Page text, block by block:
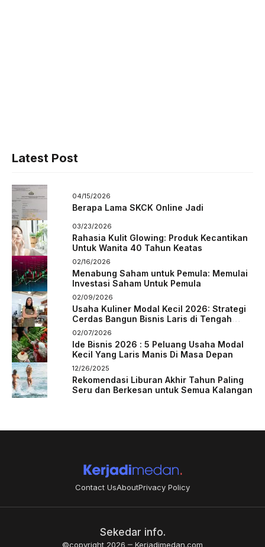
Latest Post
04/15/2026
Berapa Lama SKCK Online Jadi
03/23/2026
Rahasia Kulit Glowing: Produk Kecantikan
Untuk Wanita 40 Tahun Keatas
02/16/2026
Menabung Saham untuk Pemula: Memulai
Investasi Saham Untuk Pemula
02/09/2026
Usaha Kuliner Modal Kecil 2026: Strategi
Cerdas Bangun Bisnis Laris di Tengah
Persaingan
02/07/2026
Ide Bisnis 2026 : 5 Peluang Usaha Modal
Kecil Yang Laris Manis Di Masa Depan
12/26/2025
Rekomendasi Liburan Akhir Tahun Paling
Seru dan Berkesan untuk Semua Kalangan
Contact UsAboutPrivacy Policy
Sekedar info.
©copyright 2026 Kerjadimedan.com